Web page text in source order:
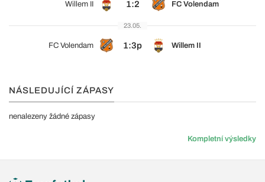
Willem II 1:2 FC Volendam
23.05.
FC Volendam 1:3p Willem II
NÁSLEDUJÍCÍ ZÁPASY
nenalezeny žádné zápasy
Kompletní výsledky